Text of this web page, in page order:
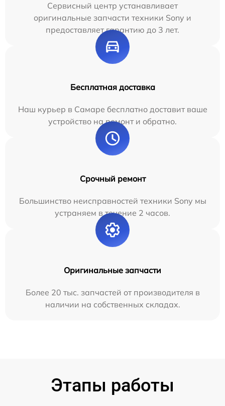
Сервисный центр устанавливает
оригинальные запчасти техники Sony и
предоставляет гарантию до 3 лет.
Бесплатная доставка
Наш курьер в Самаре бесплатно доставит ваше
устройство на ремонт и обратно.
Срочный ремонт
Большинство неисправностей техники Sony мы
устраняем в течение 2 часов.
Оригинальные запчасти
Более 20 тыс. запчастей от производителя в
наличии на собственных складах.
Этапы работы